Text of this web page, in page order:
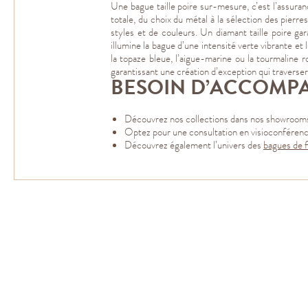
Une bague taille poire sur-mesure, c’est
totale, du choix du métal à la sélection des
styles et de couleurs. Un diamant taille poire
illumine la bague d’une intensité verte vibrante
la topaze bleue, l’aigue-marine ou la
garantissant une création d’exception qui
BESOIN
Découvrez nos collections dans nos
Optez pour une consultation en
Découvrez également l’univers des bagues de